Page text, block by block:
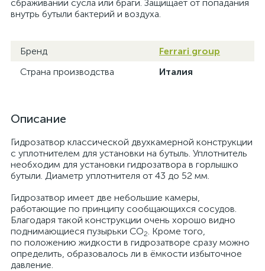
сбраживании сусла или браги. Защищает от попадания
внутрь бутыли бактерий и воздуха.
Бренд
Ferrari group
Страна производства
Италия
Описание
Гидрозатвор классической двухкамерной конструкции
с уплотнителем для установки на бутыль. Уплотнитель
необходим для установки гидрозатвора в горлышко
бутыли. Диаметр уплотнителя от 43 до 52 мм.
Гидрозатвор имеет две небольшие камеры,
работающие по принципу сообщающихся сосудов.
Благодаря такой конструкции очень хорошо видно
поднимающиеся пузырьки CO2. Кроме того,
по положению жидкости в гидрозатворе сразу можно
определить, образовалось ли в ёмкости избыточное
давление.